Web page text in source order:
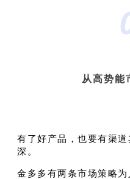
从高势能
有了好产品，也要有渠
深。
金多多有两条市场策略为